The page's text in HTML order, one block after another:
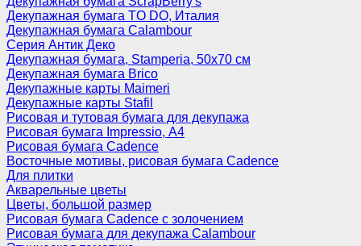
Декупажная бумага TO DO, Италия
Декупажная бумага Calambour
Серия Антик Деко
Декупажная бумага, Stamperia, 50х70 см
Декупажная бумага Brico
Декупажные карты Maimeri
Декупажные карты Stafil
Рисовая и тутовая бумага для декупажа
Рисовая бумага Impressio, А4
Рисовая бумага Cadence
Восточные мотивы, рисовая бумага Cadence
Для плитки
Акварельные цветы
Цветы, большой размер
Рисовая бумага Cadence c золочением
Рисовая бумага для декупажа Calambour